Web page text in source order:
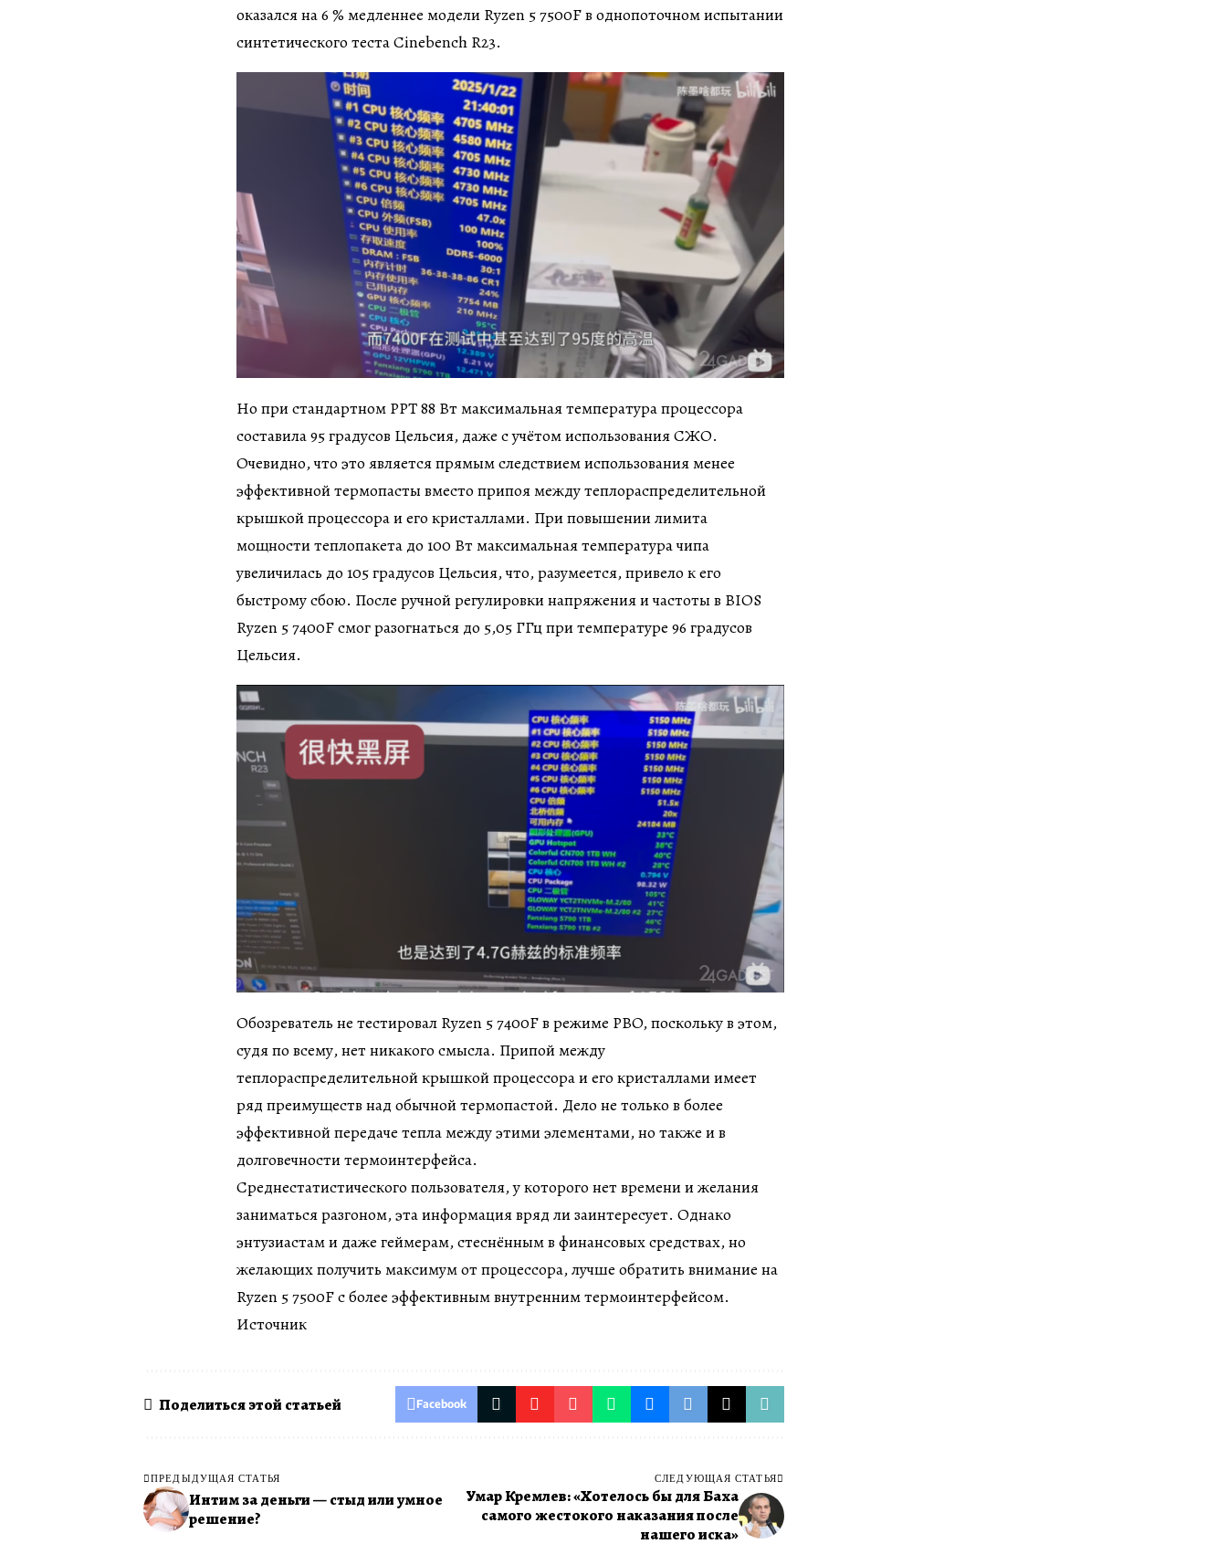
оказался на 6 % медленнее модели Ryzen 5 7500F в однопоточном испытании
синтетического теста Cinebench R23.
Но при стандартном PPT 88 Вт максимальная температура процессора
составила 95 градусов Цельсия, даже с учётом использования СЖО.
Очевидно, что это является прямым следствием использования менее
эффективной термопасты вместо припоя между теплораспределительной
крышкой процессора и его кристаллами. При повышении лимита
мощности теплопакета до 100 Вт максимальная температура чипа
увеличилась до 105 градусов Цельсия, что, разумеется, привело к его
быстрому сбою. После ручной регулировки напряжения и частоты в BIOS
Ryzen 5 7400F смог разогнаться до 5,05 ГГц при температуре 96 градусов
Цельсия.
Обозреватель не тестировал Ryzen 5 7400F в режиме PBO, поскольку в этом,
судя по всему, нет никакого смысла. Припой между
теплораспределительной крышкой процессора и его кристаллами имеет
ряд преимуществ над обычной термопастой. Дело не только в более
эффективной передаче тепла между этими элементами, но также и в
долговечности термоинтерфейса.
Среднестатистического пользователя, у которого нет времени и желания
заниматься разгоном, эта информация вряд ли заинтересует. Однако
энтузиастам и даже геймерам, стеснённым в финансовых средствах, но
желающих получить максимум от процессора, лучше обратить внимание на
Ryzen 5 7500F с более эффективным внутренним термоинтерфейсом.
Источник
Поделиться этой статьей Facebook
ПРЕДЫДУЩАЯ СТАТЬЯ
Интим за деньги — стыд или умное
решение?
СЛЕДУЮЩАЯ СТАТЬЯ
Умар Кремлев: «Хотелось бы для Баха
самого жестокого наказания после
нашего иска»